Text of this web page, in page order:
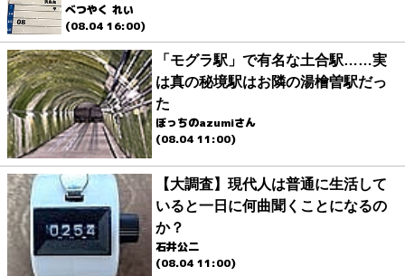
べつやく れい
(08.04 16:00)
「モグラ駅」で有名な土合駅……実
は真の秘境駅はお隣の湯檜曽駅だっ
た
ぼっちのazumiさん
(08.04 11:00)
【大調査】現代人は普通に生活して
いると一日に何曲聞くことになるの
か？
石井公二
(08.04 11:00)